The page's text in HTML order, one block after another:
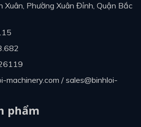
Phường Xuân Đỉnh, Quận Bắc
machinery.com / sales@binhloi-
phẩm